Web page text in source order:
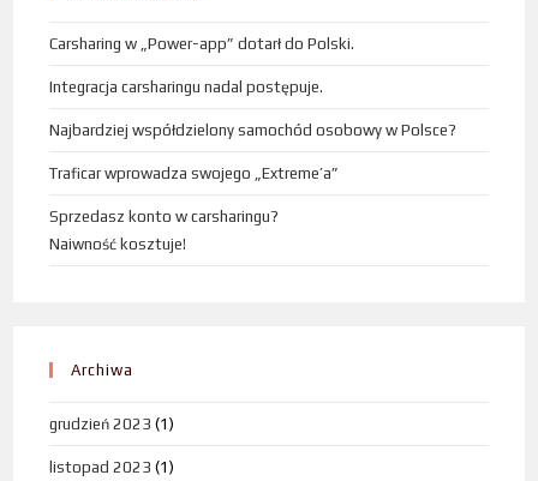
Carsharing w „Power-app” dotarł do Polski.
Integracja carsharingu nadal postępuje.
Najbardziej współdzielony samochód osobowy w Polsce?
Traficar wprowadza swojego „Extreme’a”
Sprzedasz konto w carsharingu?
Naiwność kosztuje!
Archiwa
grudzień 2023 (1)
listopad 2023 (1)